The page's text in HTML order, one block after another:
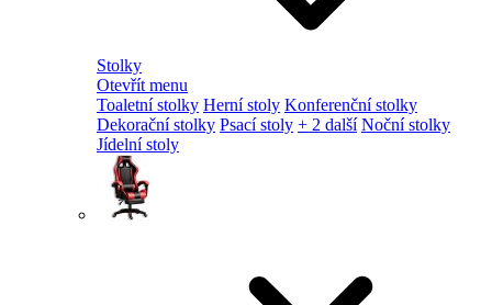
Stolky
Otevřít menu
Toaletní stolky Herní stoly Konferenční stolky
Dekorační stolky Psací stoly + 2 další Noční stolky
Jídelní stoly